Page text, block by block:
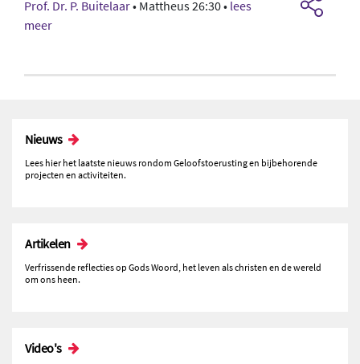
Prof. Dr. P. Buitelaar• Mattheus 26:30 • lees
meer
Nieuws
Lees hier het laatste nieuws rondom Geloofstoerusting en bijbehorende
projecten en activiteiten.
Artikelen
Verfrissende reflecties op Gods Woord, het leven als christen en de wereld
om ons heen.
Video's